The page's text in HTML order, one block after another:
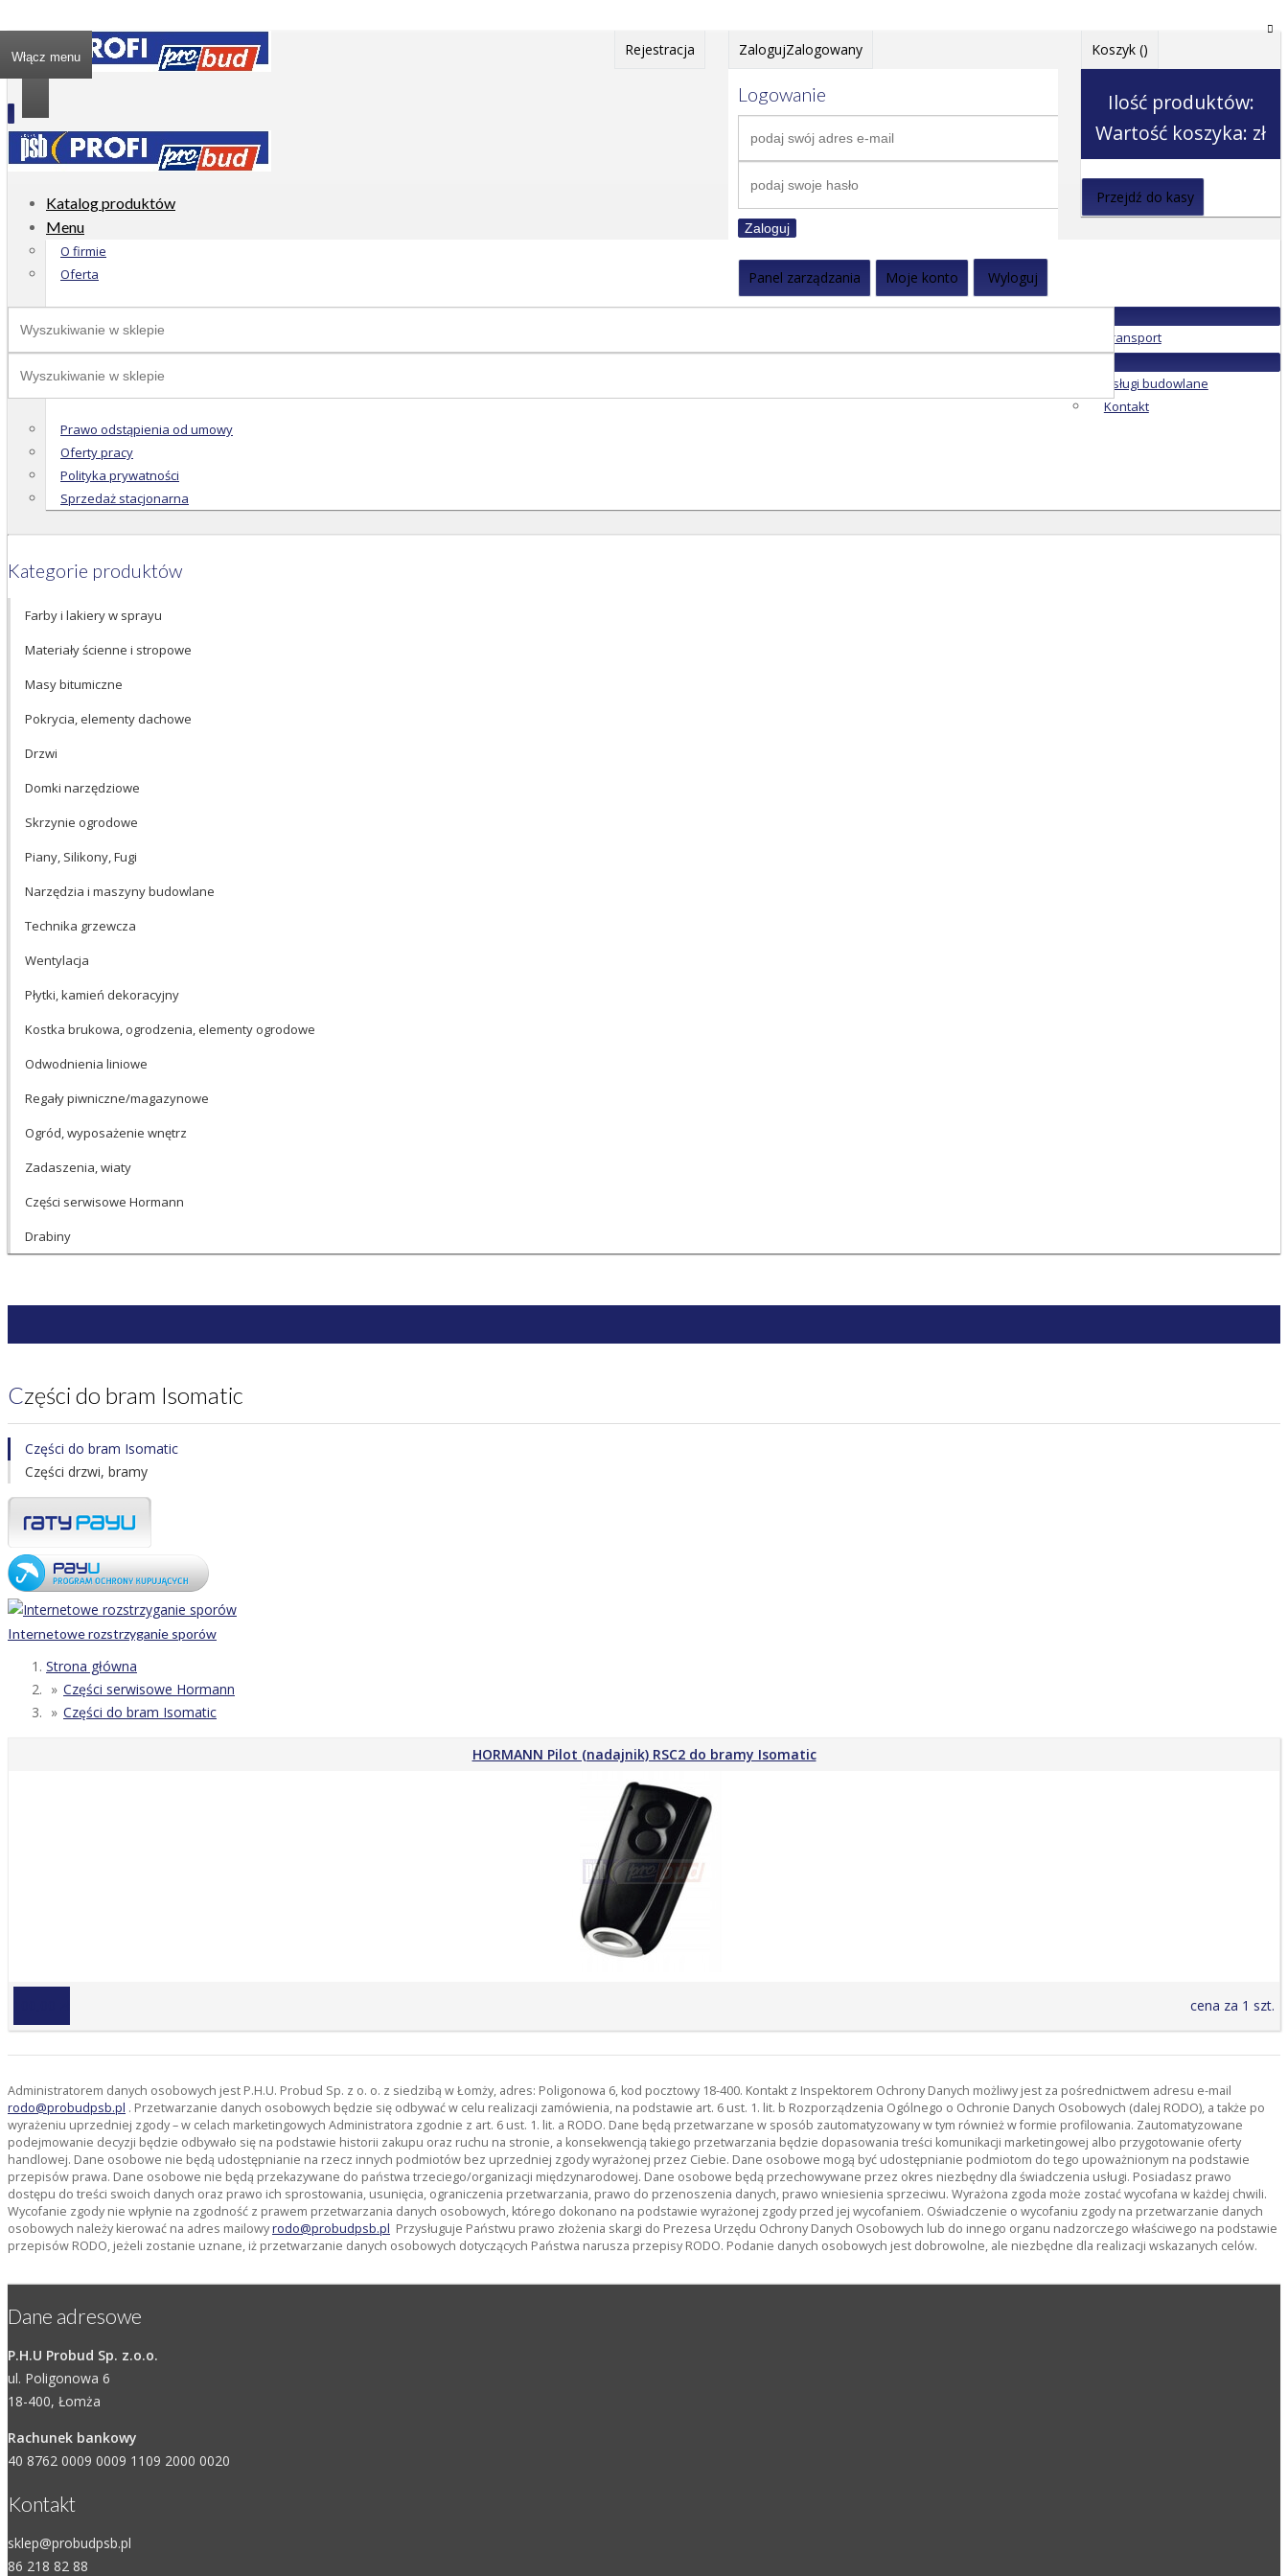
Rejestracja ZalogujZalogowany
Logowanie
Zaloguj
Panel zarządzania Moje konto Wyloguj
Koszyk ()
Ilość produktów:
Wartość koszyka: zł
Przejdź do kasy
Włącz menu
Katalog produktów
Menu
O firmie
Oferta
Transport
Usługi budowlane
Kontakt
Prawo odstąpienia od umowy
Oferty pracy
Polityka prywatności
Sprzedaż stacjonarna
Kategorie produktów
Farby i lakiery w sprayu
Materiały ścienne i stropowe
Masy bitumiczne
Pokrycia, elementy dachowe
Drzwi
Domki narzędziowe
Skrzynie ogrodowe
Piany, Silikony, Fugi
Narzędzia i maszyny budowlane
Technika grzewcza
Wentylacja
Płytki, kamień dekoracyjny
Kostka brukowa, ogrodzenia, elementy ogrodowe
Odwodnienia liniowe
Regały piwniczne/magazynowe
Ogród, wyposażenie wnętrz
Zadaszenia, wiaty
Części serwisowe Hormann
Drabiny
Części do bram Isomatic
Części do bram Isomatic
Części drzwi, bramy
Internetowe rozstrzyganie sporów
Strona główna
Części serwisowe Hormann
Części do bram Isomatic
HORMANN Pilot (nadajnik) RSC2 do bramy Isomatic
cena za 1 szt.
Administratorem danych osobowych jest P.H.U. Probud Sp. z o. o. z siedzibą w Łomży, adres: Poligonowa 6, kod pocztowy 18-400. Kontakt z Inspektorem Ochrony Danych możliwy jest za pośrednictwem adresu e-mail
rodo@probudpsb.pl . Przetwarzanie danych osobowych będzie się odbywać w celu realizacji zamówienia, na podstawie art. 6 ust. 1. lit. b Rozporządzenia Ogólnego o Ochronie Danych Osobowych (dalej RODO), a także po
wyrażeniu uprzedniej zgody – w celach marketingowych Administratora zgodnie z art. 6 ust. 1. lit. a RODO. Dane będą przetwarzane w sposób zautomatyzowany w tym również w formie profilowania. Zautomatyzowane
podejmowanie decyzji będzie odbywało się na podstawie historii zakupu oraz ruchu na stronie, a konsekwencją takiego przetwarzania będzie dopasowania treści komunikacji marketingowej albo przygotowanie oferty
handlowej. Dane osobowe nie będą udostępnianie na rzecz innych podmiotów bez uprzedniej zgody wyrażonej przez Ciebie. Dane osobowe mogą być udostępnianie podmiotom do tego upoważnionym na podstawie
przepisów prawa. Dane osobowe nie będą przekazywane do państwa trzeciego/organizacji międzynarodowej. Dane osobowe będą przechowywane przez okres niezbędny dla świadczenia usługi. Posiadasz prawo
dostępu do treści swoich danych oraz prawo ich sprostowania, usunięcia, ograniczenia przetwarzania, prawo do przenoszenia danych, prawo wniesienia sprzeciwu. Wyrażona zgoda może zostać wycofana w każdej chwili.
Wycofanie zgody nie wpłynie na zgodność z prawem przetwarzania danych osobowych, którego dokonano na podstawie wyrażonej zgody przed jej wycofaniem. Oświadczenie o wycofaniu zgody na przetwarzanie danych
osobowych należy kierować na adres mailowyrodo@probudpsb.pl Przysługuje Państwu prawo złożenia skargi do Prezesa Urzędu Ochrony Danych Osobowych lub do innego organu nadzorczego właściwego na podstawie
przepisów RODO, jeżeli zostanie uznane, iż przetwarzanie danych osobowych dotyczących Państwa narusza przepisy RODO. Podanie danych osobowych jest dobrowolne, ale niezbędne dla realizacji wskazanych celów.
Dane adresowe
P.H.U Probud Sp. z.o.o.
ul. Poligonowa 6
18-400, Łomża
Rachunek bankowy
40 8762 0009 0009 1109 2000 0020
Kontakt
sklep@probudpsb.pl
86 218 82 88